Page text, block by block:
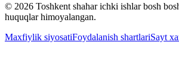
© 2026 Toshkent shahar ichki ishlar bosh
huquqlar himoyalangan.
Maxfiylik siyosatiFoydalanish shartlariSayt